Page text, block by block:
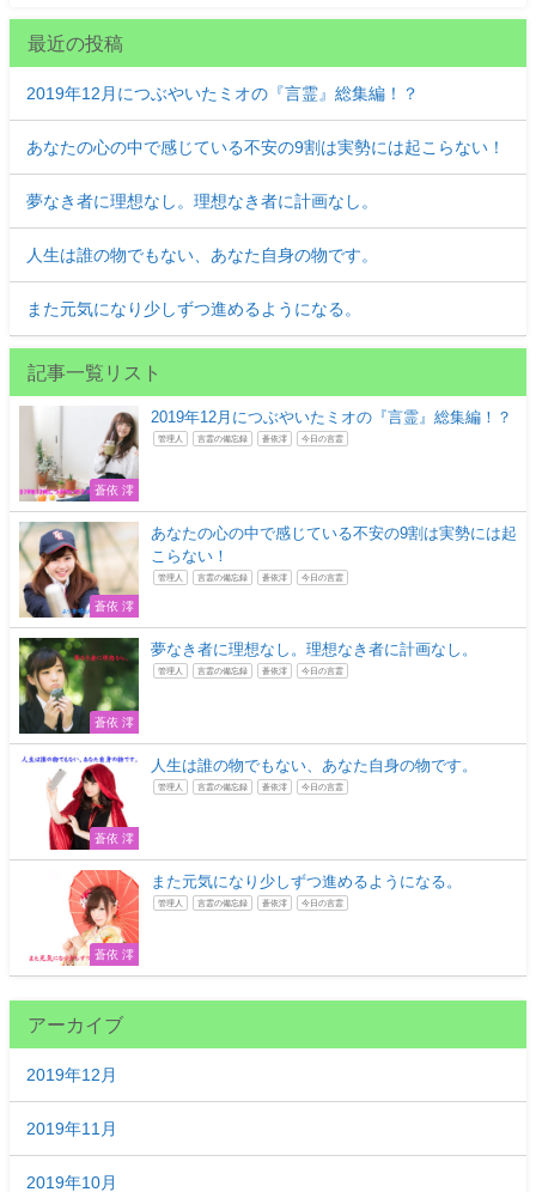
最近の投稿
2019年12月につぶやいたミオの『言霊』総集編！？
あなたの心の中で感じている不安の9割は実勢には起こらない！
夢なき者に理想なし。理想なき者に計画なし。
人生は誰の物でもない、あなた自身の物です。
また元気になり少しずつ進めるようになる。
記事一覧リスト
蒼依 澪
2019年12月につぶやいたミオの『言霊』総集編！？
管理人 言霊の備忘録 蒼依澪 今日の言霊
蒼依 澪
あなたの心の中で感じている不安の9割は実勢には起
こらない！
管理人 言霊の備忘録 蒼依澪 今日の言霊
蒼依 澪
夢なき者に理想なし。理想なき者に計画なし。
管理人 言霊の備忘録 蒼依澪 今日の言霊
蒼依 澪
人生は誰の物でもない、あなた自身の物です。
管理人 言霊の備忘録 蒼依澪 今日の言霊
蒼依 澪
また元気になり少しずつ進めるようになる。
管理人 言霊の備忘録 蒼依澪 今日の言霊
アーカイブ
2019年12月
2019年11月
2019年10月